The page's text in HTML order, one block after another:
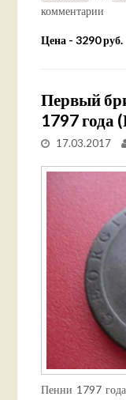
комментарии
Цена - 3290 руб.
Первый
1797 года
17.03.2017
Пенни 1797